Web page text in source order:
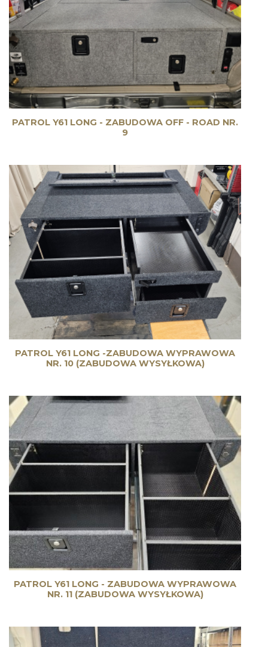
PATROL Y61 LONG - ZABUDOWA OFF - ROAD NR.
9
PATROL Y61 LONG -ZABUDOWA WYPRAWOWA
NR. 10 (ZABUDOWA WYSYŁKOWA)
PATROL Y61 LONG - ZABUDOWA WYPRAWOWA
NR. 11 (ZABUDOWA WYSYŁKOWA)